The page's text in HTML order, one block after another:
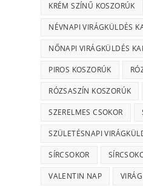
KRÉM SZÍNŰ KOSZORÚK
NÉVNAPI VIRÁGKÜLDÉS
NŐNAPI VIRÁGKÜLDÉS
PIROS KOSZORÚK
RÓZSASZÍN KOSZORÚK
SZERELMES CSOKOR
SZÜLETÉSNAPI
SÍRCSOKOR
VALENTIN NAP